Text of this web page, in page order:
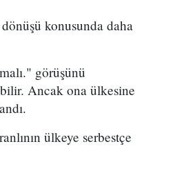
konusunda daha
görüşünü
Ancak ona ülkesine
ülkeye serbestçe